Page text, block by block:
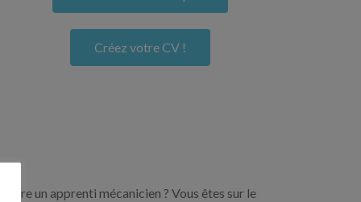
Créez votre CV !
un apprenti mécanicien ? Vous êtes sur le